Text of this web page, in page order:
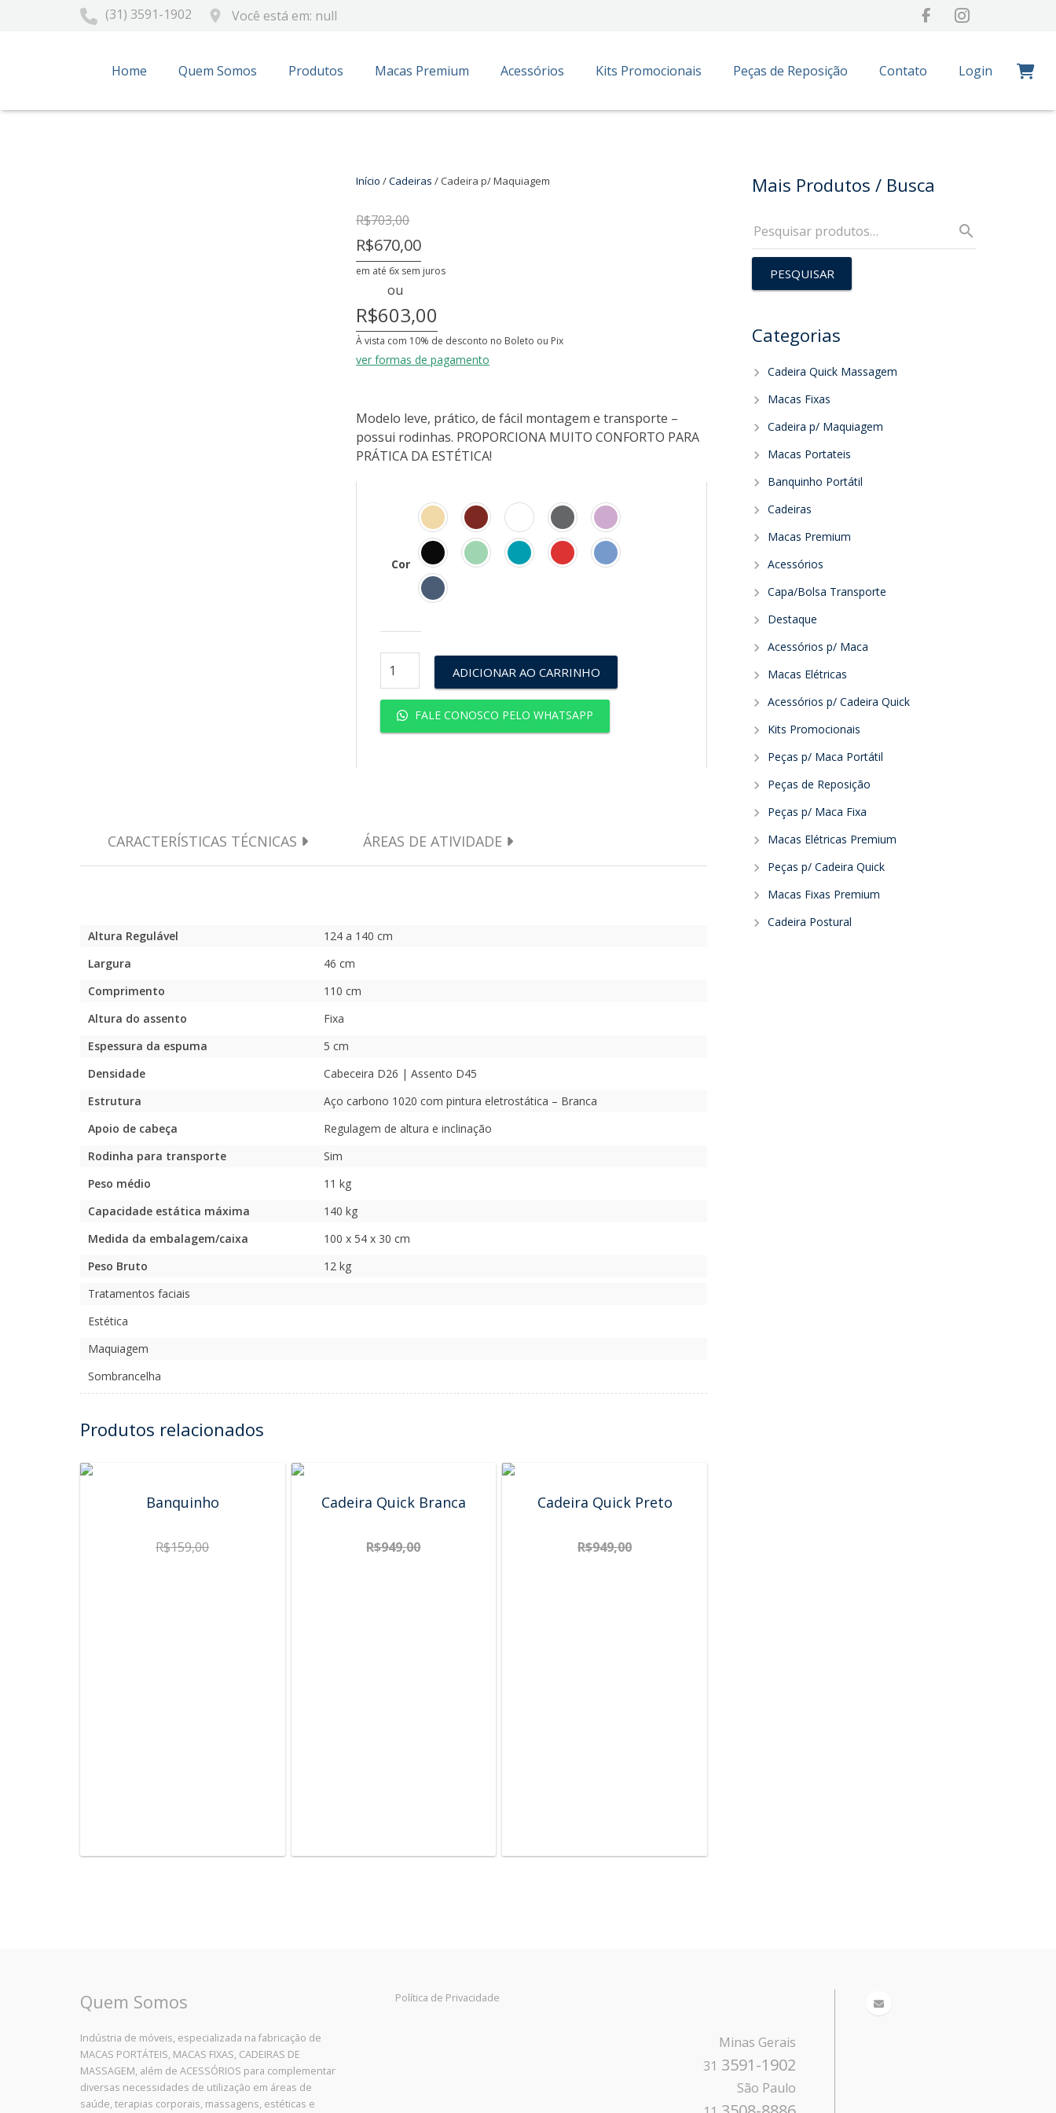
(31) 3591-1902 place Você está em: null
Home Quem Somos Produtos Macas Premium Acessórios Kits Promocionais Peças de Reposição Contato Login
Início /Cadeiras / Cadeira p/ Maquiagem
R$703,00
R$703,00
R$670,00
em até 6x sem juros
ou
R$603,00
À vista com 10% de desconto no Boleto ou Pix
ver formas de pagamento
3x sem juros
4x sem juros R$ 167,50
5x sem juros R$ 134,00
Modelo leve, prático, de fácil montagem e transporte –
possui rodinhas. PROPORCIONA MUITO CONFORTO PARA
PRÁTICA DA ESTÉTICA!
Cor
ADICIONAR AO CARRINHO
FALE CONOSCO PELO WHATSAPP
CARACTERÍSTICAS TÉCNICAS ÁREAS DE ATIVIDADE
Altura Regulável
124 a 140 cm
Largura
46 cm
Comprimento
110 cm
Altura do assento
Fixa
Espessura da espuma
5 cm
Densidade
Cabeceira D26 | Assento D45
Estrutura
Aço carbono 1020 com pintura eletrostática – Branca
Apoio de cabeça
Regulagem de altura e inclinação
Rodinha para transporte
Sim
Peso médio
11 kg
Capacidade estática máxima
140 kg
Medida da embalagem/caixa
100 x 54 x 30 cm
Peso Bruto
12 kg
Tratamentos faciais
Estética
Maquiagem
Sombrancelha
Produtos relacionados
Banquinho
R$159,00
Cadeira Quick Branca
R$949,00
Cadeira Quick Preto
R$949,00
Mais Produtos / Busca
PESQUISAR
Categorias
Cadeira Quick Massagem
Macas Fixas
Cadeira p/ Maquiagem
Macas Portateis
Banquinho Portátil
Cadeiras
Macas Premium
Acessórios
Capa/Bolsa Transporte
Destaque
Acessórios p/ Maca
Macas Elétricas
Acessórios p/ Cadeira Quick
Kits Promocionais
Peças p/ Maca Portátil
Peças de Reposição
Peças p/ Maca Fixa
Macas Elétricas Premium
Peças p/ Cadeira Quick
Macas Fixas Premium
Cadeira Postural
Quem Somos
Indústria de móveis, especializada na fabricação de
MACAS PORTÁTEIS, MACAS FIXAS, CADEIRAS DE
MASSAGEM, além de ACESSÓRIOS para complementar
diversas necessidades de utilização em áreas de
saúde, terapias corporais, massagens, estéticas e
Política de Privacidade
Minas Gerais
31 3591-1902
São Paulo